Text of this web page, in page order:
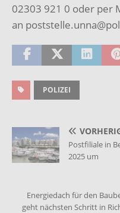
02303 921 0 oder per
an
POLIZEI
Postfiliale in
2025 um
Energiedach für den
geht nächsten Schritt in